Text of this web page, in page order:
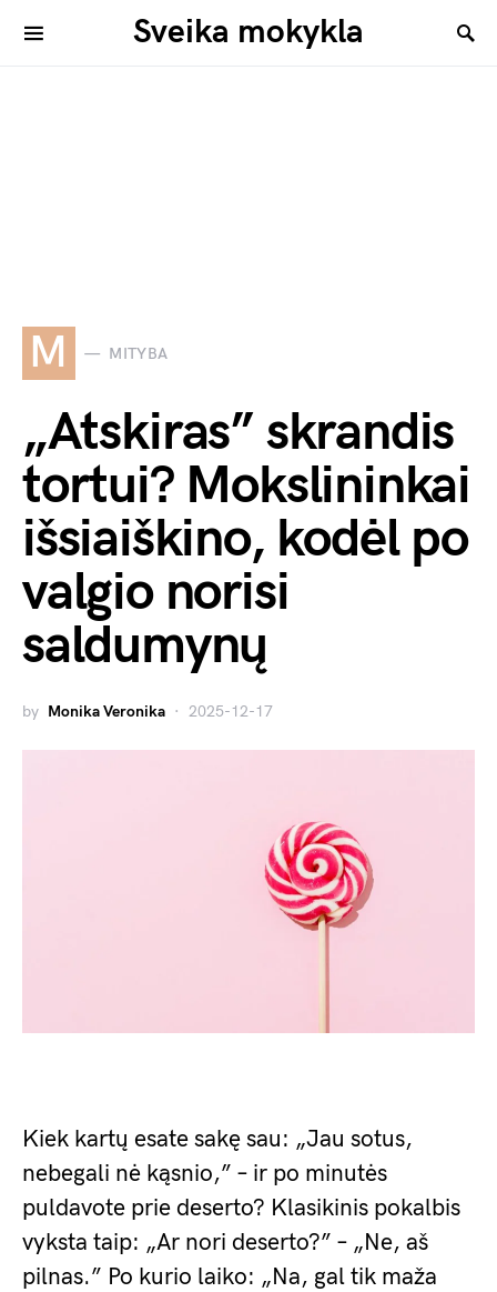
Sveika mokykla
M MITYBA
„Atskiras” skrandis
tortui? Mokslininkai
išsiaiškino, kodėl po
valgio norisi
saldumynų
by Monika Veronika 2025-12-17
Kiek kartų esate sakę sau: „Jau sotus,
nebegali nė kąsnio,” – ir po minutės
puldavote prie deserto? Klasikinis pokalbis
vyksta taip: „Ar nori deserto?” – „Ne, aš
pilnas.” Po kurio laiko: „Na, gal tik maža